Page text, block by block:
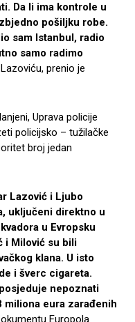
Da li ima kontrole u
pošiljku robe.
sam Istanbul, radio
samo radimo
prenio je
Uprava policije
policijsko – tužilačke
broj jedan
Lazović i Ljubo
uključeni direktno u
u Evropsku
i Milović su bili
klana. U isto
i šverc cigareta.
nepoznati
miliona eura zarađenih
Europola.